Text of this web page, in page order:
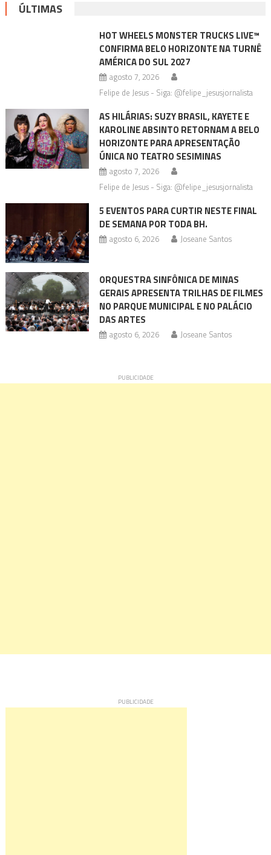
ÚLTIMAS
HOT WHEELS MONSTER TRUCKS LIVE™
CONFIRMA BELO HORIZONTE NA TURNÊ
AMÉRICA DO SUL 2027
agosto 7, 2026
Felipe de Jesus - Siga: @felipe_jesusjornalista
AS HILÁRIAS: SUZY BRASIL, KAYETE E
KAROLINE ABSINTO RETORNAM A BELO
HORIZONTE PARA APRESENTAÇÃO
ÚNICA NO TEATRO SESIMINAS
agosto 7, 2026
Felipe de Jesus - Siga: @felipe_jesusjornalista
5 EVENTOS PARA CURTIR NESTE FINAL
DE SEMANA POR TODA BH.
agosto 6, 2026 Joseane Santos
ORQUESTRA SINFÔNICA DE MINAS
GERAIS APRESENTA TRILHAS DE FILMES
NO PARQUE MUNICIPAL E NO PALÁCIO
DAS ARTES
agosto 6, 2026 Joseane Santos